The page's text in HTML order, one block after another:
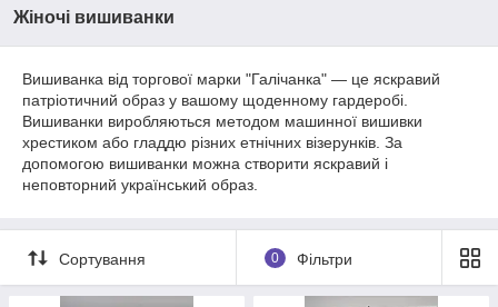
Жіночі вишиванки
Вишиванка від торгової марки "Галічанка" — це яскравий
патріотичний образ у вашому щоденному гардеробі.
Вишиванки виробляються методом машинної вишивки
хрестиком або гладдю різних етнічних візерунків. За
допомогою вишиванки можна створити яскравий і
неповторний український образ.
Сортування 0 Фільтри